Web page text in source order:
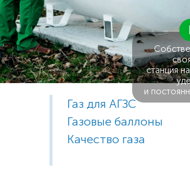
станция
и
Газ для АГЗС
Газовые баллоны
Качество газа